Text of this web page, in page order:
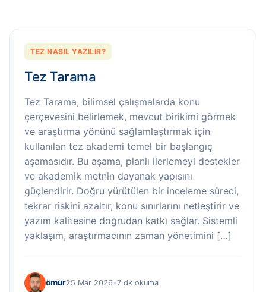
TEZ NASIL YAZILIR?
Tez Tarama
Tez Tarama, bilimsel çalışmalarda konu
çerçevesini belirlemek, mevcut birikimi görmek
ve araştırma yönünü sağlamlaştırmak için
kullanılan tez akademi temel bir başlangıç
aşamasıdır. Bu aşama, planlı ilerlemeyi destekler
ve akademik metnin dayanak yapısını
güçlendirir. Doğru yürütülen bir inceleme süreci,
tekrar riskini azaltır, konu sınırlarını netleştirir ve
yazım kalitesine doğrudan katkı sağlar. Sistemli
yaklaşım, araştırmacının zaman yönetimini […]
ömür25 Mar 2026 •7 dk okuma